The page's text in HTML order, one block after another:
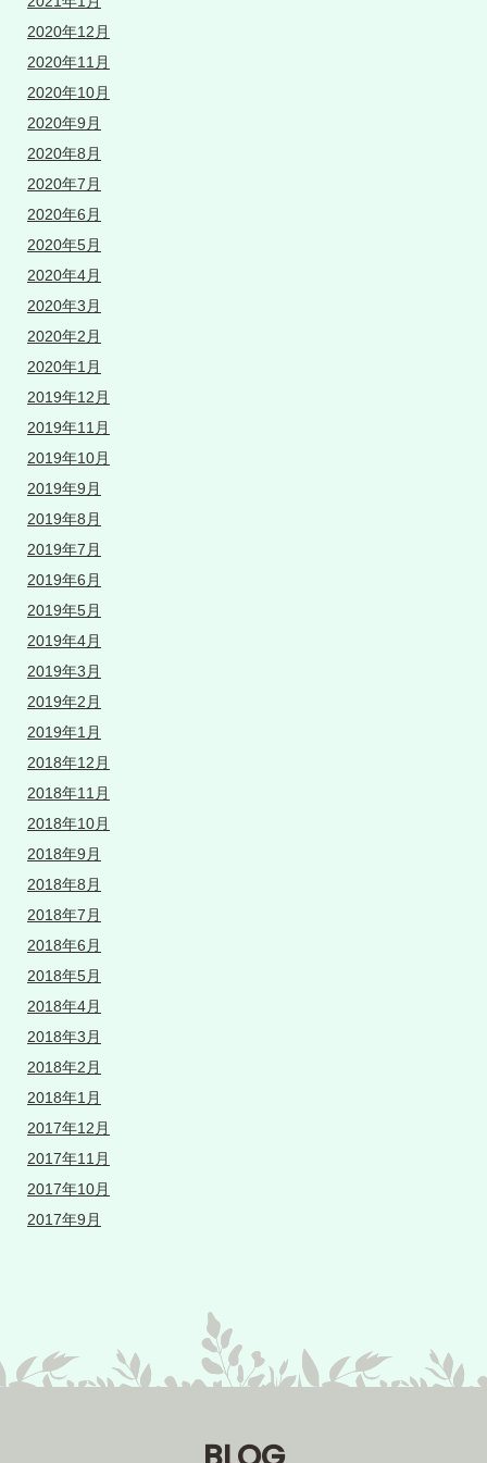
2020年12月
2020年11月
2020年10月
2020年9月
2020年8月
2020年7月
2020年6月
2020年5月
2020年4月
2020年3月
2020年2月
2020年1月
2019年12月
2019年11月
2019年10月
2019年9月
2019年8月
2019年7月
2019年6月
2019年5月
2019年4月
2019年3月
2019年2月
2019年1月
2018年12月
2018年11月
2018年10月
2018年9月
2018年8月
2018年7月
2018年6月
2018年5月
2018年4月
2018年3月
2018年2月
2018年1月
2017年12月
2017年11月
2017年10月
2017年9月